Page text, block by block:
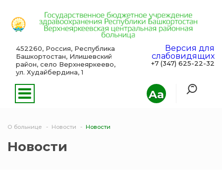
Aa
452260, Россия, Республика
Башкортостан, Илишевский
район, село Верхнеяркеево,
ул. Худайбердина, 1
Версия для
слабовидящих
+7 (347) 625-22-32
О больнице Новости Новости
Новости